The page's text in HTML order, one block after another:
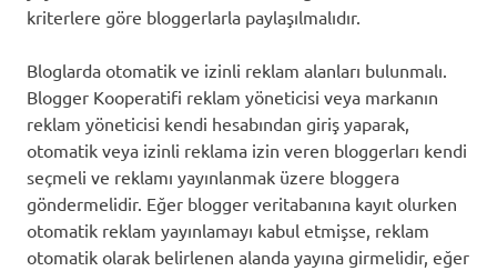
kriterlere göre bloggerlarla paylaşılmalıdır.
Bloglarda otomatik ve izinli reklam alanları bulunmalı.
Blogger Kooperatifi reklam yöneticisi veya markanın
reklam yöneticisi kendi hesabından giriş yaparak,
otomatik veya izinli reklama izin veren bloggerları kendi
seçmeli ve reklamı yayınlanmak üzere bloggera
göndermelidir. Eğer blogger veritabanına kayıt olurken
otomatik reklam yayınlamayı kabul etmişse, reklam
otomatik olarak belirlenen alanda yayına girmelidir, eğer